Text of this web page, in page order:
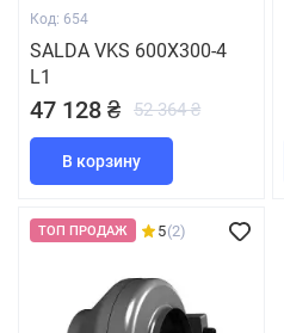
Код: 654
SALDA VKS 600X300-4
L1
47 128 ₴ 52 364 ₴
В корзину
ТОП ПРОДАЖ 5(2)